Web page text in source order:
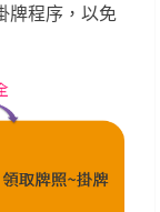
牌程序，以免